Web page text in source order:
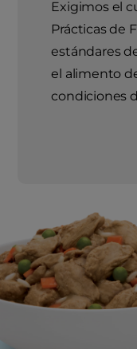
Exigimos el
Prácticas de
estándares
el alimento
condiciones